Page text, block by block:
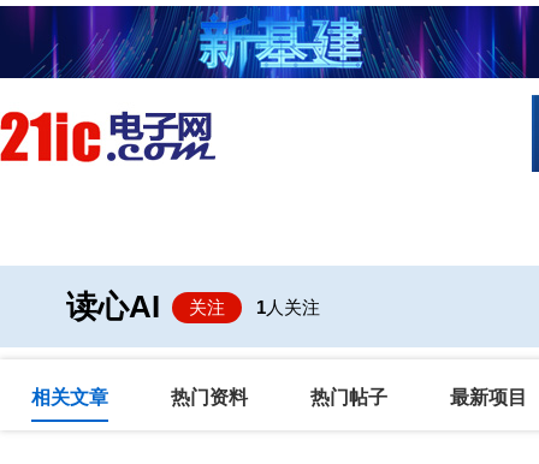
读心AI 关注 1人关注
相关文章 热门资料 热门帖子 最新项目